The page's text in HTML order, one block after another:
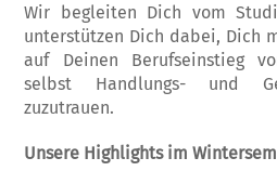
Wir begleiten Dich vom
unterstützen Dich dabei, Dich
auf Deinen Berufseinstieg
selbst Handlungs- und
zuzutrauen.
Unsere Highlights im